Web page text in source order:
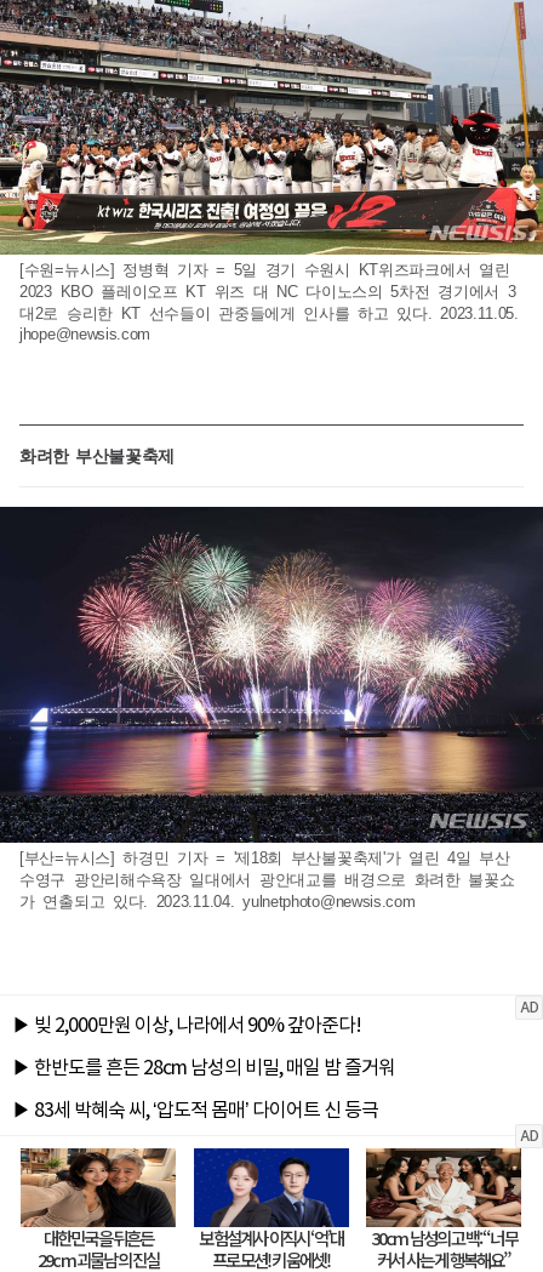
[수원=뉴시스] 정병혁 기자 = 5일 경기 수원시 KT위즈파크에서 열린
2023 KBO 플레이오프 KT 위즈 대 NC 다이노스의 5차전 경기에서 3
대2로 승리한 KT 선수들이 관중들에게 인사를 하고 있다. 2023.11.05.
jhope@newsis.com
화려한 부산불꽃축제
[부산=뉴시스] 하경민 기자 = '제18회 부산불꽃축제'가 열린 4일 부산
수영구 광안리해수욕장 일대에서 광안대교를 배경으로 화려한 불꽃쇼
가 연출되고 있다. 2023.11.04.yulnetphoto@newsis.com